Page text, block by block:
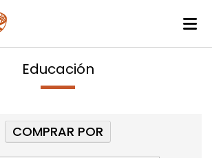
Educación
COMPRAR POR